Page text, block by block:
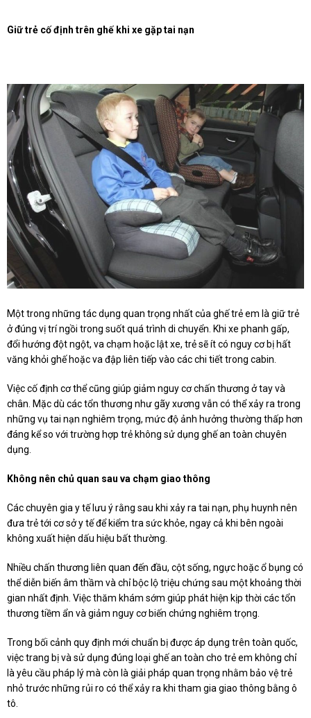
Giữ trẻ cố định trên ghế khi xe gặp tai nạn
Một trong những tác dụng quan trọng nhất của ghế trẻ em là giữ trẻ
ở đúng vị trí ngồi trong suốt quá trình di chuyển. Khi xe phanh gấp,
đổi hướng đột ngột, va chạm hoặc lật xe, trẻ sẽ ít có nguy cơ bị hất
văng khỏi ghế hoặc va đập liên tiếp vào các chi tiết trong cabin.
Việc cố định cơ thể cũng giúp giảm nguy cơ chấn thương ở tay và
chân. Mặc dù các tổn thương như gãy xương vẫn có thể xảy ra trong
những vụ tai nạn nghiêm trọng, mức độ ảnh hưởng thường thấp hơn
đáng kể so với trường hợp trẻ không sử dụng ghế an toàn chuyên
dụng.
Không nên chủ quan sau va chạm giao thông
Các chuyên gia y tế lưu ý rằng sau khi xảy ra tai nạn, phụ huynh nên
đưa trẻ tới cơ sở y tế để kiểm tra sức khỏe, ngay cả khi bên ngoài
không xuất hiện dấu hiệu bất thường.
Nhiều chấn thương liên quan đến đầu, cột sống, ngực hoặc ổ bụng có
thể diễn biến âm thầm và chỉ bộc lộ triệu chứng sau một khoảng thời
gian nhất định. Việc thăm khám sớm giúp phát hiện kịp thời các tổn
thương tiềm ẩn và giảm nguy cơ biến chứng nghiêm trọng.
Trong bối cảnh quy định mới chuẩn bị được áp dụng trên toàn quốc,
việc trang bị và sử dụng đúng loại ghế an toàn cho trẻ em không chỉ
là yêu cầu pháp lý mà còn là giải pháp quan trọng nhằm bảo vệ trẻ
nhỏ trước những rủi ro có thể xảy ra khi tham gia giao thông bằng ô
tô.